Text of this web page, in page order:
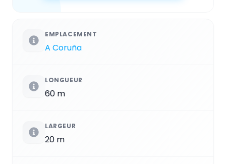
EMPLACEMENT
A Coruña
LONGUEUR
60 m
LARGEUR
20 m